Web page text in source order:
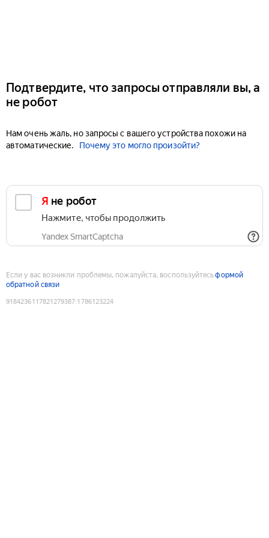
Подтвердите, что запросы отправляли вы, а
не робот
Нам очень жаль, но запросы с вашего устройства похожи на
автоматические.
Почему это могло произойти?
Я не робот
Нажмите, чтобы продолжить
Yandex SmartCaptcha
Если у вас возникли проблемы, пожалуйста, воспользуйтесьформой
обратной связи
9184236117821279387:1786123224